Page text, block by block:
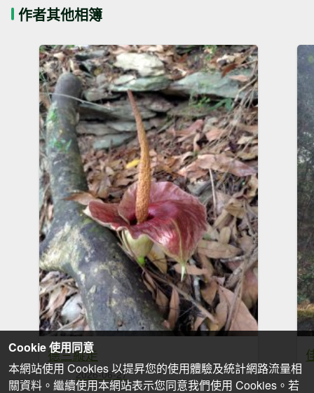
作者其他相簿
德三縱走
2026-06-27
Cookie 使用同意
本網站使用 Cookies 以提昇您的使用體驗及統計網路流量相
關資料。繼續使用本網站表示您同意我們使用 Cookies。若